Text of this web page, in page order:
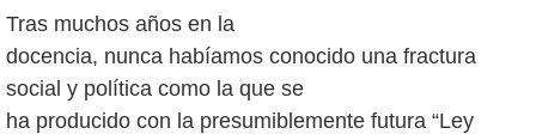
Tras muchos años en la
docencia, nunca habíamos conocido una fractura
social y política como la que se
ha producido con la presumiblemente futura “Ley